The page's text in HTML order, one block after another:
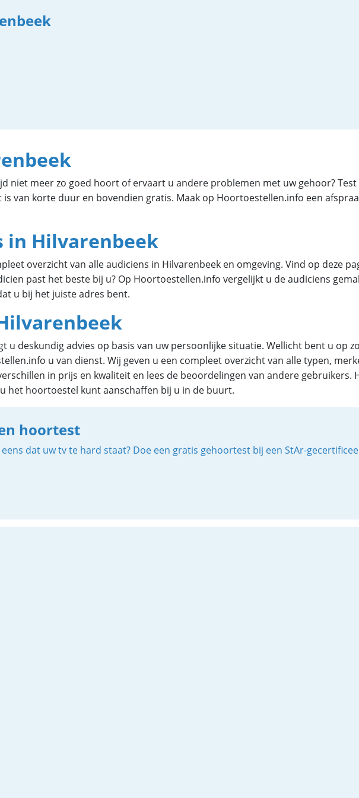
niet meer zo goed hoort of ervaart u andere problemen met uw gehoor?
van korte duur en bovendien gratis. Maak op Hoortoestellen.info een
in Hilvarenbeek
overzicht van alle audiciens in Hilvarenbeek en omgeving. Vind op deze
past het beste bij u? Op Hoortoestellen.info vergelijkt u de audiciens
u bij het juiste adres bent.
u deskundig advies op basis van uw persoonlijke situatie. Wellicht bent u op
u van dienst. Wij geven u een compleet overzicht van alle typen,
in prijs en kwaliteit en lees de beoordelingen van andere gebruikers.
het hoortoestel kunt aanschaffen bij u in de buurt.
hoortest
dat uw tv te hard staat? Doe een gratis gehoortest bij een StAr-